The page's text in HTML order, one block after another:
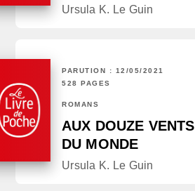
Ursula K. Le Guin
PARUTION : 12/05/2021
528 PAGES
ROMANS
AUX DOUZE VENTS
DU MONDE
Ursula K. Le Guin